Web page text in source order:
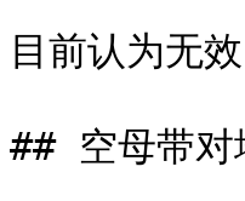
目前认为无效
## 空母带对